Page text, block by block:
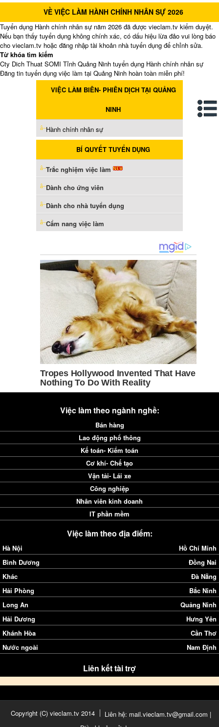
VỀ VIỆC LÀM HÀNH CHÍNH NHÂN SỰ 2026
Tuyển dụng Hành chính nhân sự năm 2026 đã được vieclam.tv kiểm duyệt.
Nếu bạn thấy tuyển dụng không chính xác, có dấu hiệu lừa đảo vui lòng báo
cho vieclam.tv hoặc đăng nhập tài khoản nhà tuyển dụng để chỉnh sửa.
Từ khóa tìm kiếm
Cty Dich Thuat SOMI Tỉnh Quảng Ninh tuyển dụng Hành chính nhân sự
Đăng tin tuyển dụng việc làm tại Quảng Ninh hoàn toàn miễn phí!
VIỆC LÀM BIÊN- PHIÊN DỊCH TẠI QUẢNG
NINH
Hành chính nhân sự
BÍ QUYẾT TUYỂN DỤNG
Trắc nghiệm việc làm
Dành cho ứng viên
Dành cho nhà tuyển dụng
Cẩm nang việc làm
Việc làm theo ngành nghề:
Bán hàng
Lao động phổ thông
Kế toán- Kiểm toán
Cơ khí- Chế tạo
Vận tải- Lái xe
Công nghiệp
Nhân viên kinh doanh
IT phần mềm
Việc làm theo địa điểm:
Hà Nội
Hồ Chí Minh
Bình Dương
Đồng Nai
Khác
Đà Nẵng
Hải Phòng
Bắc Ninh
Long An
Quảng Ninh
Hải Dương
Hưng Yên
Khánh Hòa
Cần Thơ
Nước ngoài
Nam Định
Liên kết tài trợ
Copyright (C) vieclam.tv 2014
Liên hệ: mail.vieclam.tv@gmail.com |